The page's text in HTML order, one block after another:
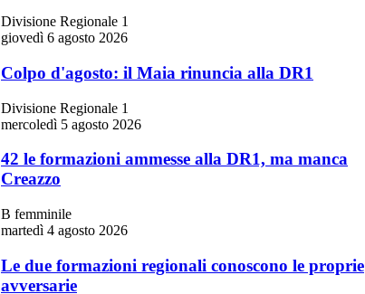
Divisione Regionale 1
giovedì 6 agosto 2026
Colpo d'agosto: il Maia rinuncia alla DR1
Divisione Regionale 1
mercoledì 5 agosto 2026
42 le formazioni ammesse alla DR1, ma manca
Creazzo
B femminile
martedì 4 agosto 2026
Le due formazioni regionali conoscono le proprie
avversarie